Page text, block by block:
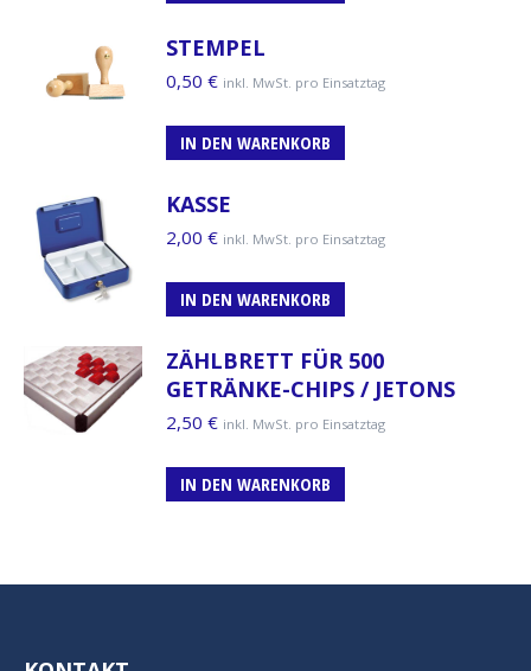
STEMPEL
0,50 € inkl. MwSt. pro Einsatztag
IN DEN WARENKORB
KASSE
2,00 € inkl. MwSt. pro Einsatztag
IN DEN WARENKORB
ZÄHLBRETT FÜR 500
GETRÄNKE-CHIPS / JETONS
2,50 € inkl. MwSt. pro Einsatztag
IN DEN WARENKORB